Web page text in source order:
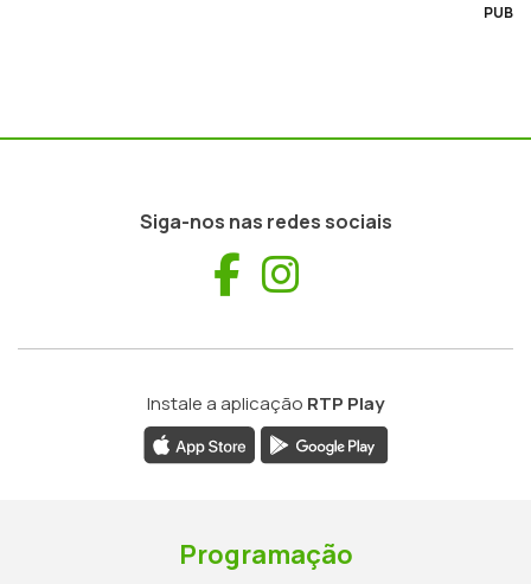
PUB
Siga-nos nas redes sociais
Facebook
Instale a aplicação RTP Play
Programação